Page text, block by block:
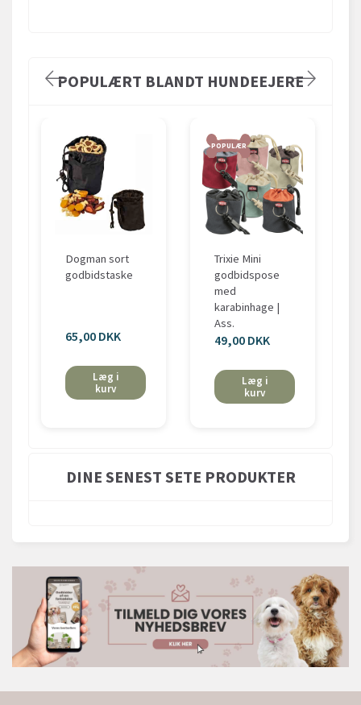
POPULÆRT BLANDT HUNDEEJERE
Dogman sort
godbidstaske
65,00 DKK
Læg i
kurv
POPULÆR
Trixie Mini
godbidspose
med
karabinhage |
Ass.
49,00 DKK
Læg i
kurv
DINE SENEST SETE PRODUKTER